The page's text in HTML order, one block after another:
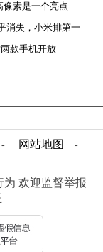
像素是一个亮点
消失，小米排第一
款手机开放
- 网站地图 -
为 欢迎监督举报